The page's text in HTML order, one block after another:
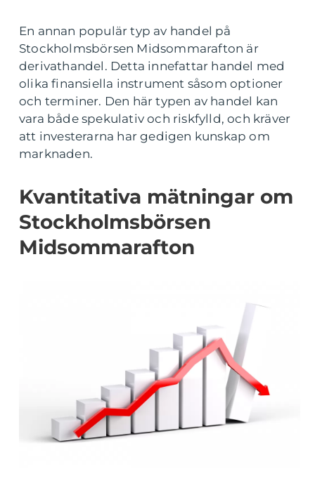
En annan populär typ av handel på
Stockholmsbörsen Midsommarafton är
derivathandel. Detta innefattar handel med
olika finansiella instrument såsom optioner
och terminer. Den här typen av handel kan
vara både spekulativ och riskfylld, och kräver
att investerarna har gedigen kunskap om
marknaden.
Kvantitativa mätningar om
Stockholmsbörsen
Midsommarafton